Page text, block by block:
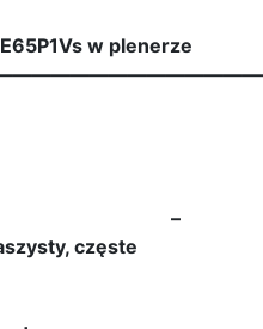
w plenerze
częste